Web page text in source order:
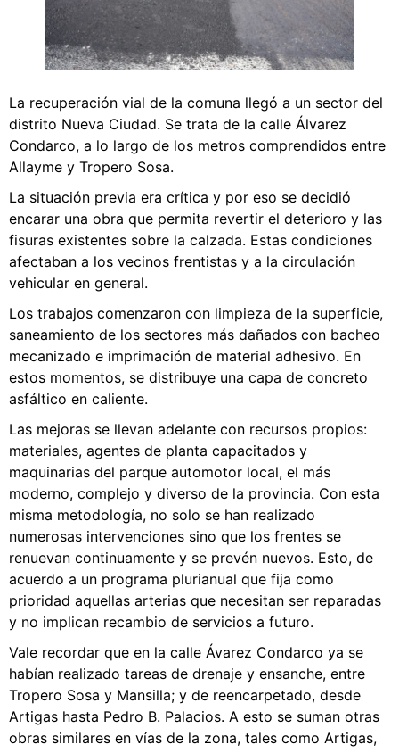
La recuperación vial de la comuna llegó a un sector del
distrito Nueva Ciudad. Se trata de la calle Álvarez
Condarco, a lo largo de los metros comprendidos entre
Allayme y Tropero Sosa.
La situación previa era crítica y por eso se decidió
encarar una obra que permita revertir el deterioro y las
fisuras existentes sobre la calzada. Estas condiciones
afectaban a los vecinos frentistas y a la circulación
vehicular en general.
Los trabajos comenzaron con limpieza de la superficie,
saneamiento de los sectores más dañados con bacheo
mecanizado e imprimación de material adhesivo. En
estos momentos, se distribuye una capa de concreto
asfáltico en caliente.
Las mejoras se llevan adelante con recursos propios:
materiales, agentes de planta capacitados y
maquinarias del parque automotor local, el más
moderno, complejo y diverso de la provincia. Con esta
misma metodología, no solo se han realizado
numerosas intervenciones sino que los frentes se
renuevan continuamente y se prevén nuevos. Esto, de
acuerdo a un programa plurianual que fija como
prioridad aquellas arterias que necesitan ser reparadas
y no implican recambio de servicios a futuro.
Vale recordar que en la calle Ávarez Condarco ya se
habían realizado tareas de drenaje y ensanche, entre
Tropero Sosa y Mansilla; y de reencarpetado, desde
Artigas hasta Pedro B. Palacios. A esto se suman otras
obras similares en vías de la zona, tales como Artigas,